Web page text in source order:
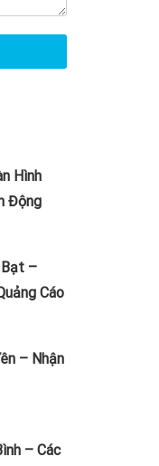
Hình
Động
Bạt –
Cáo
– Nhận
– Các